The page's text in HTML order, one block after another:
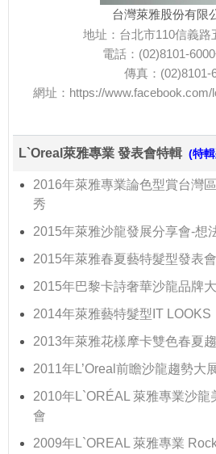
台灣萊雅股份有限
地址：台北市110信義路
電話：(02)8101-
傳真：(02)8101-
網址： https://www.facebook.com/
L`Oreal萊雅專業 發表會特輯 (特
2016年萊雅專業論色型賞台灣
秀
2015年萊雅沙龍發展分享會-想
2015年萊雅春夏藝特髮型發表會
2015年巴黎卡詩奢華沙龍品牌
2014年萊雅藝特髮型IT LOOKS
2013年萊雅花樣摩卡雙色春夏
2011年L’Oreal前瞻沙龍趨勢大
2010年L`ORÉAL 萊雅專業沙龍
會
2009年L`OREAL 萊雅專業